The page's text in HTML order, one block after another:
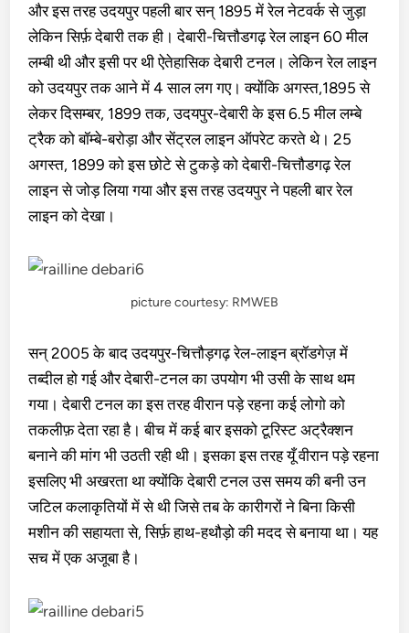
और इस तरह उदयपुर पहली बार सन् 1895 में रेल नेटवर्क से जुड़ा
लेकिन सिर्फ़ देबारी तक ही। देबारी-चित्तौडगढ़ रेल लाइन 60 मील
लम्बी थी और इसी पर थी ऐतेहासिक देबारी टनल। लेकिन रेल लाइन
को उदयपुर तक आने में 4 साल लग गए। क्योंकि अगस्त,1895 से
लेकर दिसम्बर, 1899 तक, उदयपुर-देबारी के इस 6.5 मील लम्बे
ट्रैक को बॉम्बे-बरोड़ा और सेंट्रल लाइन ऑपरेट करते थे। 25
अगस्त, 1899 को इस छोटे से टुकड़े को देबारी-चित्तौडगढ़ रेल
लाइन से जोड़ लिया गया और इस तरह उदयपुर ने पहली बार रेल
लाइन को देखा।
picture courtesy: RMWEB
सन् 2005 के बाद उदयपुर-चित्तौड़गढ़ रेल-लाइन ब्रॉडगेज़ में
तब्दील हो गई और देबारी-टनल का उपयोग भी उसी के साथ थम
गया। देबारी टनल का इस तरह वीरान पड़े रहना कई लोगो को
तकलीफ़ देता रहा है। बीच में कई बार इसको टूरिस्ट अट्रैक्शन
बनाने की मांग भी उठती रही थी। इसका इस तरह यूँ वीरान पड़े रहना
इसलिए भी अखरता था क्योंकि देबारी टनल उस समय की बनी उन
जटिल कलाकृतियों में से थी जिसे तब के कारीगरों ने बिना किसी
मशीन की सहायता से, सिर्फ़ हाथ-हथौड़ो की मदद से बनाया था। यह
सच में एक अजूबा है।